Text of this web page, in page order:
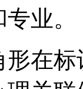
业。
在